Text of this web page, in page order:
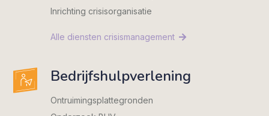
Inrichting crisisorganisatie
Alle diensten crisismanagement
Bedrijfshulpverlening
Ontruimings­plattegronden